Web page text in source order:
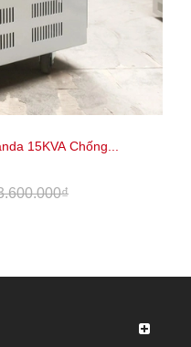
15KVA Chống...